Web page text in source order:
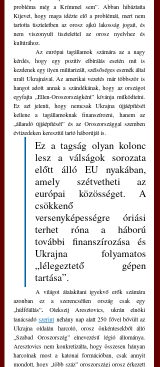
probléma még a Krímmel sem”. Abban hibáztatta
Kijevet, hogy maga idézte elő a problémát, mert nem
tartotta tiszteletben az orosz ajkú lakosság jogait, és
nem viszonyult tisztelettel az orosz nyelvhez és
kultúrához.
	Az európai tagállamok számára az a nagy
kérdés, hogy egy pozitív elbírálás esetén mit is
kezdenek egy ilyen militarizált, szélsőséges eszmék által
uralt Ukrajnával. Az amerikai vezetés már többször is
hangot adott annak a szándékának, hogy az országot
egyfajta „Ellen-Oroszországként” kívánja működtetni.
Ez azt jelenti, hogy nemcsak Ukrajna újjáépítését
kellene a tagállamoknak finanszírozni, hanem az
„állandó újjáépítését” és az Oroszországgal szemben
évtizedeken keresztül tartó háborúját is.
Ez a tagság olyan kolonc
lesz a válságok sorozata
előtt álló EU nyakában,
amely szétvetheti az
európai közösséget. A
csökkenő
versenyképességre óriási
terhet róna a háború
további finanszírozása és
Ukrajna folyamatos
„lélegeztető gépen
tartása”.
azonban ez a szerencsétlen ország csak egy
„hídfőállás”. Olekszij Aresztovics, ukrán elnöki
tanácsadó szerint néhány nap alatt 250 fővel bővült az
Ukrajna oldalán harcoló, orosz önkéntesekből álló
„Szabad Oroszország” elnevezésű légió állománya.
Aresztovics nem konkretizálta, hogy összesen hányan
harcolnak most a katonai formációban, csak annyit
mondott, hogy „több száz” oroszországi orosz érkezett